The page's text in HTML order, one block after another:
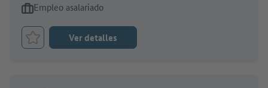
Tipo de oferta de empleo:
Empleo asalariado
Marcar el trabajo como favorito
Ver detalles